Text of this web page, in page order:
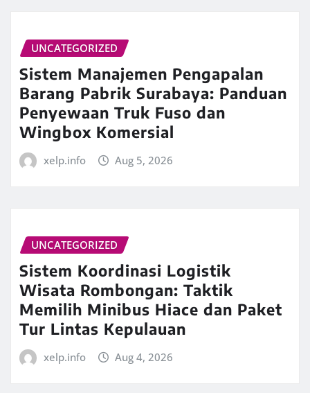
UNCATEGORIZED
Sistem Manajemen Pengapalan
Barang Pabrik Surabaya: Panduan
Penyewaan Truk Fuso dan
Wingbox Komersial
xelp.info Aug 5, 2026
UNCATEGORIZED
Sistem Koordinasi Logistik
Wisata Rombongan: Taktik
Memilih Minibus Hiace dan Paket
Tur Lintas Kepulauan
xelp.info Aug 4, 2026